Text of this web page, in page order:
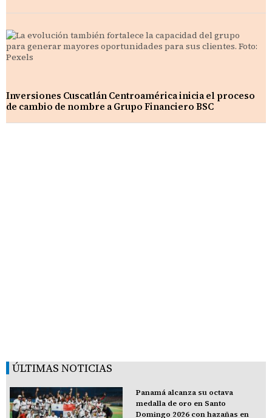
Inversiones Cuscatlán Centroamérica inicia el proceso
de cambio de nombre a Grupo Financiero BSC
ÚLTIMAS NOTICIAS
Panamá alcanza su octava
medalla de oro en Santo
Domingo 2026 con hazañas en